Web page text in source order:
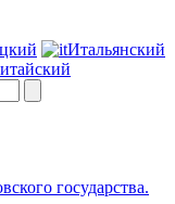
Итальянский
государства.